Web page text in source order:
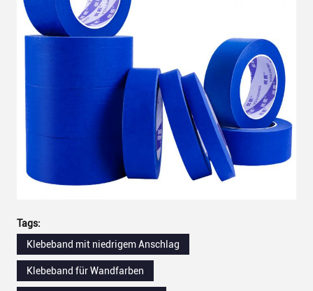
Tags:
Klebeband mit niedrigem Anschlag
Klebeband für Wandfarben